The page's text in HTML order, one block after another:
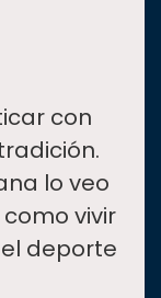
con
lo veo
vivir
deporte